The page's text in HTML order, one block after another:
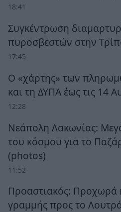
18:41
Συγκέντρωση
πυροσβεστών στην
17:45
Ο «χάρτης» των
και τη ΔΥΠΑ έως τις 14
12:28
Νεάπολη Λακωνίας:
του κόσμου για το
(photos)
11:52
Προαστιακός: Προχωρά
γραμμής προς το